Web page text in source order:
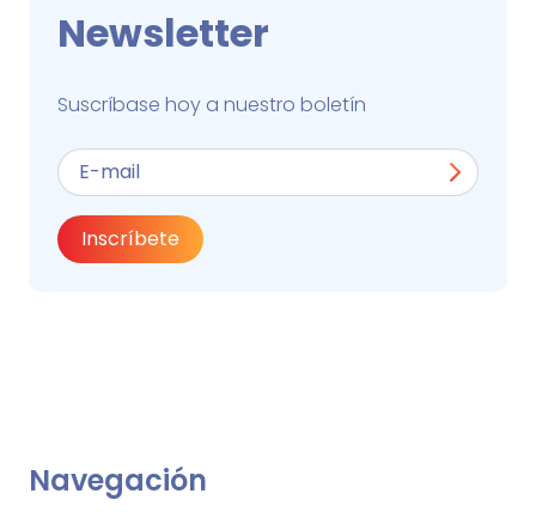
Newsletter
Suscríbase hoy a nuestro boletín
Inscríbete
Navegación